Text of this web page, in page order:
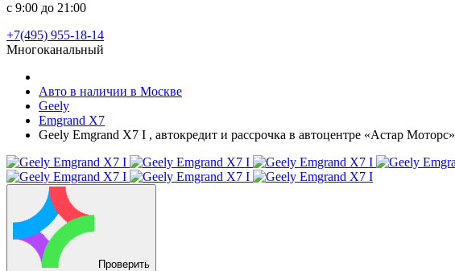
с 9:00 до 21:00
+7(495) 955-18-14
Многоканальный
Авто в наличии в Москве
Geely
Emgrand X7
Geely Emgrand X7 I , автокредит и рассрочка в автоцентре «Астар Моторс»
Проверить